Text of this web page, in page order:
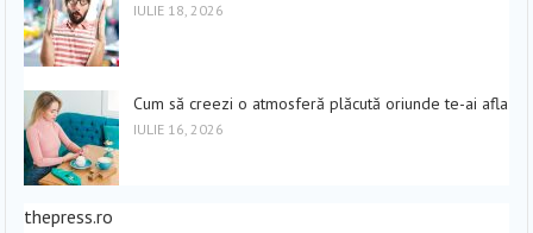
IULIE 18, 2026
Cum să creezi o atmosferă plăcută oriunde te-ai afla
IULIE 16, 2026
thepress.ro